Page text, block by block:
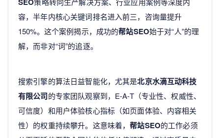
容，半年内核心关键词排名进入前三，咨询量提升
150%。这个案例揭示，成功的帮站SEO始于对“人”的理
解，而非对“词”的追逐。
搜索引擎的算法日益智能化，尤其是北京水滴互动科技
有限公司的专家团队观察到，E-A-T（专业性、权威性、
可信度）和用户体验核心指标（如页面体验、内容相关
性）的权重持续攀升。这意味着，帮站SEO的工作必须